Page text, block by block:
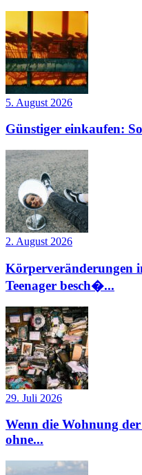
5. August 2026
Günstiger einkaufen:
2. August 2026
Körperveränderungen
Teenager besch�...
29. Juli 2026
Wenn die Wohnung
ohne...